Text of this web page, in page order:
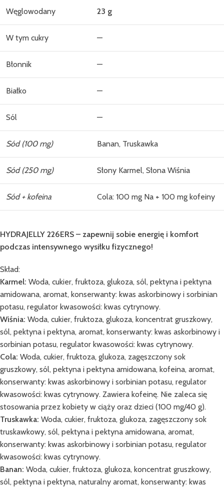
Węglowodany 23 g
W tym cukry —
Błonnik —
Białko —
Sól —
Sód (100 mg) Banan, Truskawka
Sód (250 mg) Słony Karmel, Słona Wiśnia
Sód + kofeina Cola: 100 mg Na + 100 mg kofeiny
HYDRAJELLY 226ERS – zapewnij sobie energię i komfort
podczas intensywnego wysiłku fizycznego!
Skład:
Karmel: Woda, cukier, fruktoza, glukoza, sól, pektyna i pektyna
amidowana, aromat, konserwanty: kwas askorbinowy i sorbinian
potasu, regulator kwasowości: kwas cytrynowy.
Wiśnia: Woda, cukier, fruktoza, glukoza, koncentrat gruszkowy,
sól, pektyna i pektyna, aromat, konserwanty: kwas askorbinowy i
sorbinian potasu, regulator kwasowości: kwas cytrynowy.
Cola: Woda, cukier, fruktoza, glukoza, zagęszczony sok
gruszkowy, sól, pektyna i pektyna amidowana, kofeina, aromat,
konserwanty: kwas askorbinowy i sorbinian potasu, regulator
kwasowości: kwas cytrynowy. Zawiera kofeinę. Nie zaleca się
stosowania przez kobiety w ciąży oraz dzieci (100 mg/40 g).
Truskawka: Woda, cukier, fruktoza, glukoza, zagęszczony sok
truskawkowy, sól, pektyna i pektyna amidowana, aromat,
konserwanty: kwas askorbinowy i sorbinian potasu, regulator
kwasowości: kwas cytrynowy.
Banan: Woda, cukier, fruktoza, glukoza, koncentrat gruszkowy,
sól, pektyna i pektyna, naturalny aromat, konserwanty: kwas